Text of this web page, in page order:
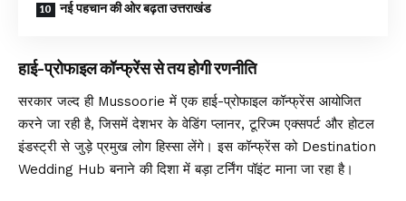
नई पहचान की ओर बढ़ता उत्तराखंड
हाई-प्रोफाइल कॉन्फ्रेंस से तय होगी रणनीति
सरकार जल्द ही Mussoorie में एक हाई-प्रोफाइल कॉन्फ्रेंस आयोजित
करने जा रही है, जिसमें देशभर के वेडिंग प्लानर, टूरिज्म एक्सपर्ट और होटल
इंडस्ट्री से जुड़े प्रमुख लोग हिस्सा लेंगे। इस कॉन्फ्रेंस को Destination
Wedding Hub बनाने की दिशा में बड़ा टर्निंग पॉइंट माना जा रहा है।